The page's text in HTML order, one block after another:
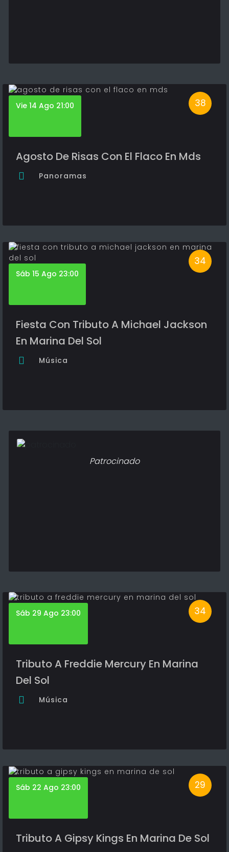
38
Vie 14 Ago 21:00
Agosto De Risas Con El Flaco En Mds
Panoramas
34
Sáb 15 Ago 23:00
Fiesta Con Tributo A Michael Jackson
En Marina Del Sol
Música
Patrocinado
34
Sáb 29 Ago 23:00
Tributo A Freddie Mercury En Marina
Del Sol
Música
29
Sáb 22 Ago 23:00
Tributo A Gipsy Kings En Marina De Sol